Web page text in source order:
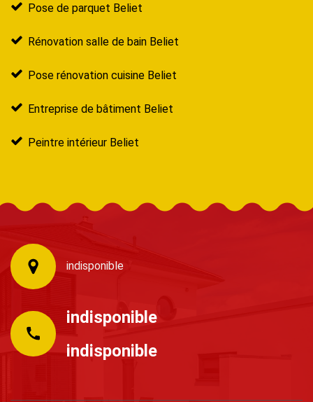
Pose de parquet Beliet
Rénovation salle de bain Beliet
Pose rénovation cuisine Beliet
Entreprise de bâtiment Beliet
Peintre intérieur Beliet
indisponible
indisponible
indisponible